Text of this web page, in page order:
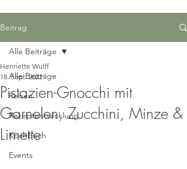
Beitrag
Alle Beiträge
Reisen
Rezeptentwicklung
Kochbuch
Events
Alle Beiträge
Pistazien-Gnocchi mit
Garnelen, Zucchini, Minze &
Limette
Henriette Wulff
18. Sept. 2022